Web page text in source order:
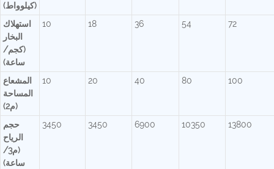
(كيلوواط)
استهلاك
البخار
(كجم/
ساعة)
10 18 36 54 72
المشعاع
المساحة
(م2)
10 20 40 80 100
حجم
الرياح
(م3/
ساعة)
3450 3450 6900 10350 13800